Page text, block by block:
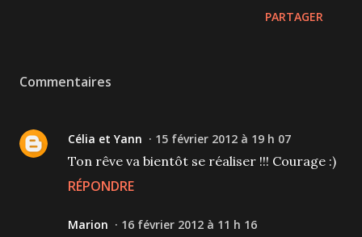
PARTAGER
Commentaires
Célia et Yann 15 février 2012 à 19 h 07
Ton rêve va bientôt se réaliser !!! Courage :)
RÉPONDRE
Marion 16 février 2012 à 11 h 16